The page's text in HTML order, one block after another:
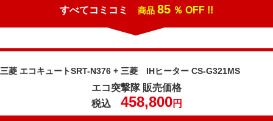
すべてコミコミ 商品 85 ％ OFF !!
三菱 エコキュートSRT-N376 + 三菱 IHヒーター CS-G321MS
エコ突撃隊 販売価格
税込 458,800円